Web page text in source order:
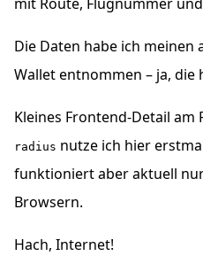
Die Daten habe ich meinen
Wallet entnommen – ja, die
Kleines Frontend-Detail am
radius nutze ich hier
funktioniert aber aktuell
Browsern.
Hach, Internet!